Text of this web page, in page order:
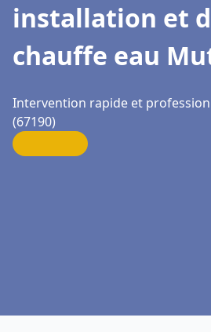
installation et
chauffe eau
Intervention rapide et
(67190)